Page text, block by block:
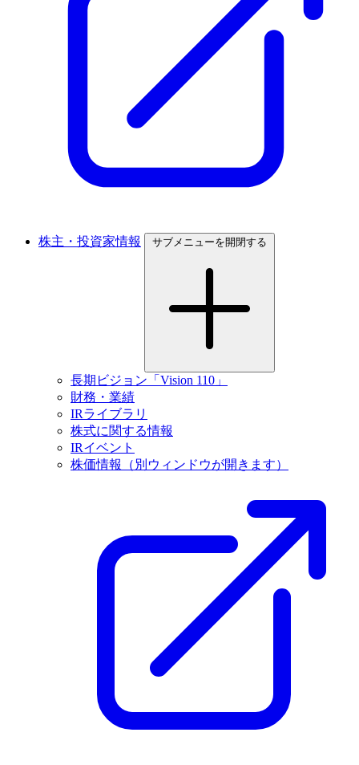
株主・投資家情報 サブメニューを開閉する
長期ビジョン「Vision 110」
財務・業績
IRライブラリ
株式に関する情報
IRイベント
株価情報
（別ウィンドウが開きます）